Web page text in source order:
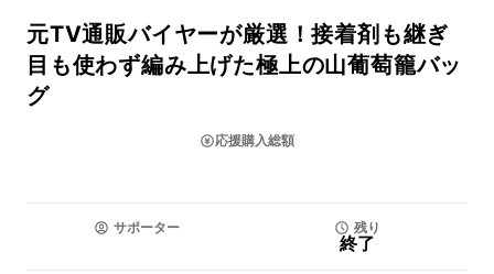
元TV通販バイヤーが厳選！接着剤も継ぎ
目も使わず編み上げた極上の山葡萄籠バッ
グ
応援購入総額
サポーター 残り
終了